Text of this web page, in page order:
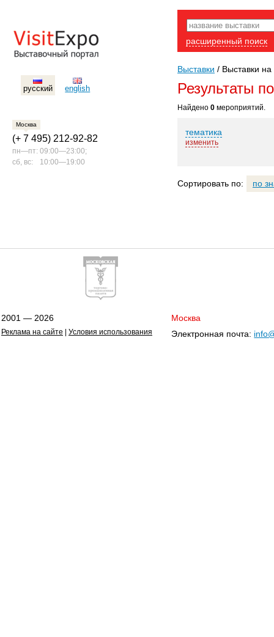
русский english
Москва
(+ 7 495) 212-92-82
пн—пт: 09:00—23:00;
сб, вс:
10:00—19:00
расширенный поиск
Выставки / Выставки на
Результаты
Найдено 0 мероприятий.
тематика
изменить
Сортировать по: по
2001 — 2026
Реклама на сайте Условия использования
Москва
Электронная почта: